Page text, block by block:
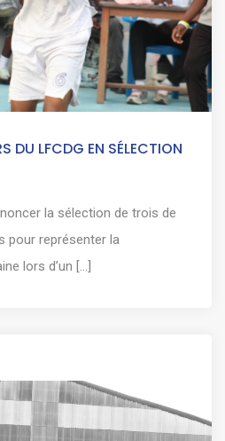
DU LFCDG EN SÉLECTION
la sélection de trois de
pour représenter la
lors d’un [...]